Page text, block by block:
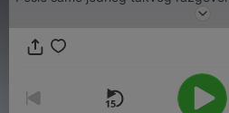
motivacija skoči a vi niste ista osoba. Takvi razgovori nekada
podelio sa vama?